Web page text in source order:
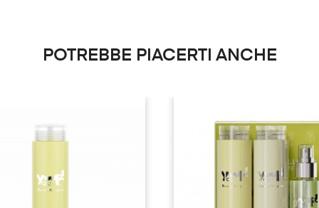
POTREBBE PIACERTI ANCHE